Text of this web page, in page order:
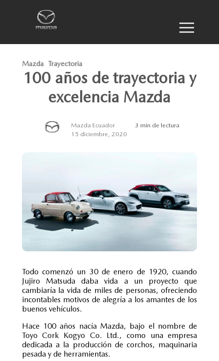
Mazda Trayectoria
100 años de trayectoria y
excelencia Mazda
Mazda Ecuador
15 diciembre, 2020
3 min de lectura
Todo comenzó un 30 de enero de 1920, cuando
Jujiro Matsuda daba vida a un proyecto que
cambiaría la vida de miles de personas, ofreciendo
incontables motivos de alegría a los amantes de los
buenos vehículos.
Hace 100 años nacía Mazda, bajo el nombre de
Toyo Cork Kogyo Co. Ltd., como una empresa
dedicada a la producción de corchos, maquinaria
pesada y de herramientas.